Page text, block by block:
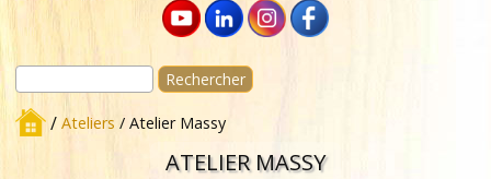
Rechercher :
/ Ateliers / Atelier Massy
ATELIER MASSY